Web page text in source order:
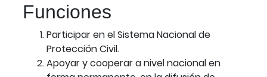
Funciones
Participar en el Sistema Nacional de
Protección Civil.
Apoyar y cooperar a nivel nacional en